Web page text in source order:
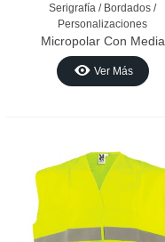
Serigrafía / Bordados /
Personalizaciones
Micropolar Con Media
Cremallera
Ver Más